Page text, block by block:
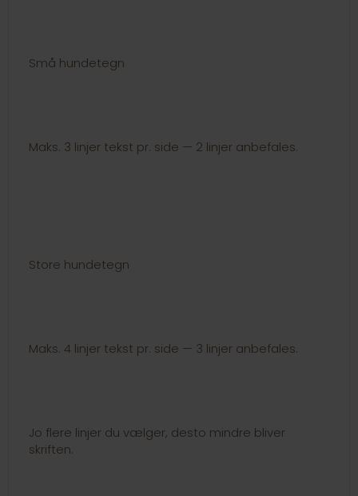
Små hundetegn
Maks. 3 linjer tekst pr. side — 2 linjer anbefales.
Store hundetegn
Maks. 4 linjer tekst pr. side — 3 linjer anbefales.
Jo flere linjer du vælger, desto mindre bliver
skriften.